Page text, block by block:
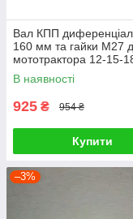
Вал КПП
160 мм та гайки М27
мототрактора 12-15-
В наявності
925 ₴ 954 ₴
Купити
–3%